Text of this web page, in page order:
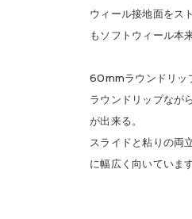
AREth
POWELL PERALTA
ウィール接地面をス
もソフトウィール本
60mmラウンドリッ
ラウンドリップなが
が出来る。
スライドと粘りの両
に幅広く向いています